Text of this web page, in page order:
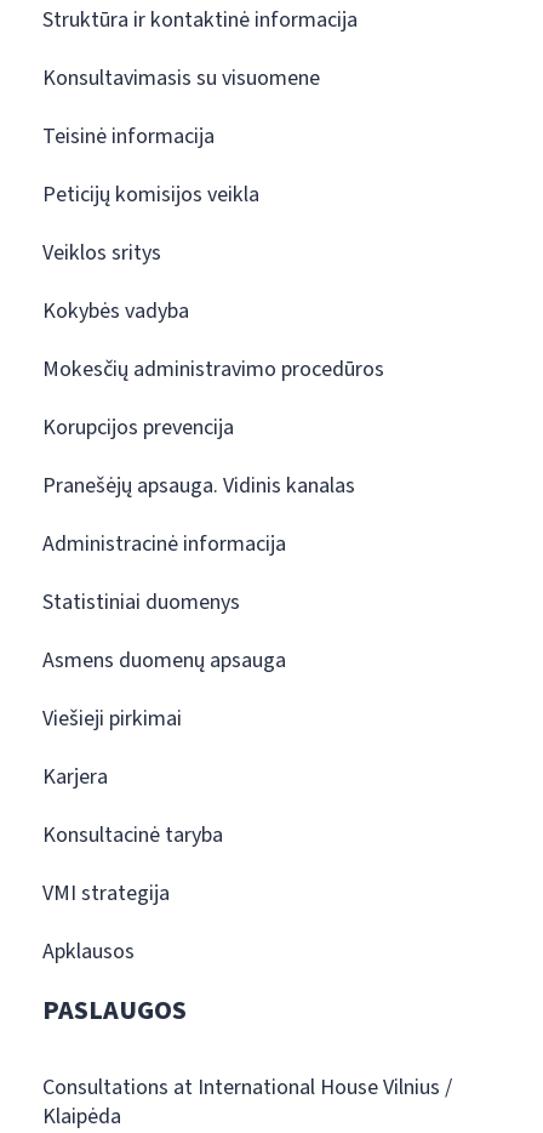
Struktūra ir kontaktinė informacija
Konsultavimasis su visuomene
Teisinė informacija
Peticijų komisijos veikla
Veiklos sritys
Kokybės vadyba
Mokesčių administravimo procedūros
Korupcijos prevencija
Pranešėjų apsauga. Vidinis kanalas
Administracinė informacija
Statistiniai duomenys
Asmens duomenų apsauga
Viešieji pirkimai
Karjera
Konsultacinė taryba
VMI strategija
Apklausos
PASLAUGOS
Consultations at International House Vilnius /
Klaipėda